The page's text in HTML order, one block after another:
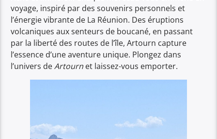
voyage, inspiré par des souvenirs personnels et
l’énergie vibrante de La Réunion. Des éruptions
volcaniques aux senteurs de boucané, en passant
par la liberté des routes de l’île, Artourn capture
l’essence d’une aventure unique. Plongez dans
l’univers deArtourn et laissez-vous emporter.